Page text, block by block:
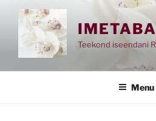
Teekond iseendani
Menu